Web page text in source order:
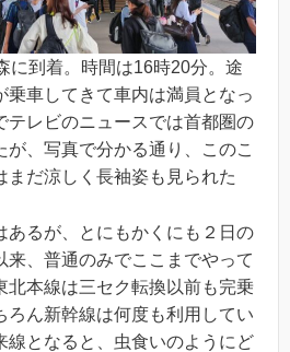
に到着。時間は16時20分。途
乗車してきて車内は満員となっ
テレビのニュースでは首都圏の
、写真で分かる通り、このこ
まだ涼しく長袖姿も見られた
あるが、とにもかくにも２日の
来、普通のみでここまでやって
北本線は三セク転換以前も完乗
ろん新幹線は何度も利用してい
線となると、虫食いのようにど